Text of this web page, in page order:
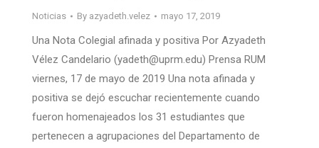
Noticias By azyadeth.velez mayo 17, 2019
Una Nota Colegial afinada y positiva Por Azyadeth
Vélez Candelario (yadeth@uprm.edu) Prensa RUM
viernes, 17 de mayo de 2019 Una nota afinada y
positiva se dejó escuchar recientemente cuando
fueron homenajeados los 31 estudiantes que
pertenecen a agrupaciones del Departamento de